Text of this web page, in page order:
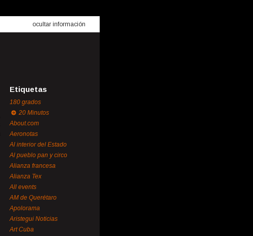
ocultar información
Etiquetas
180 grados
20 Minutos
About.com
Aeronotas
Al interior del Estado
Al pueblo pan y circo
Alianza francesa
Alianza Tex
All events
AM de Querétaro
Apolorama
Aristegui Noticias
Art Cuba